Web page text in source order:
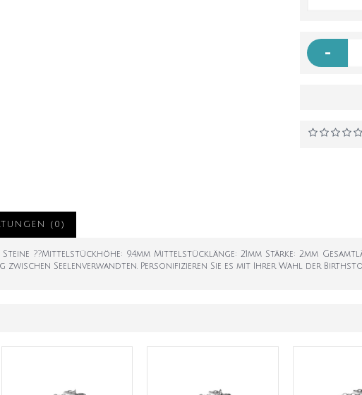
-
(0)
??Mittelstückhöhe: 9.4mm Mittelstücklänge: 21mm Stärke: 2mm
zwischen Seelenverwandten. Personifizieren Sie es mit Ihrer Wahl der